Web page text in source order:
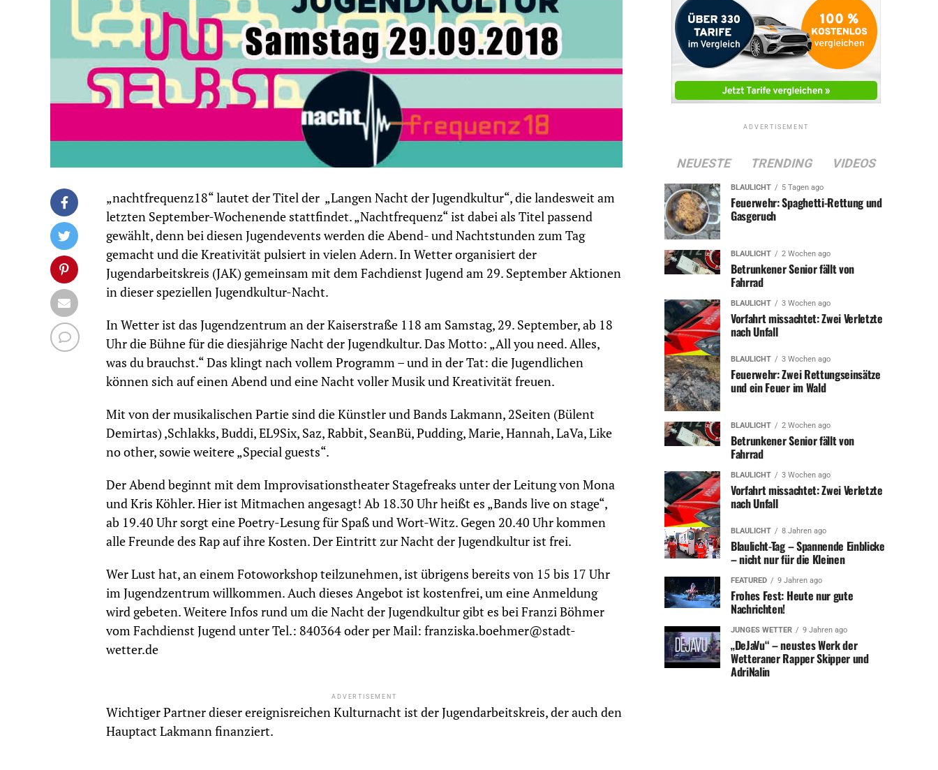
„nachtfrequenz18“ lautet der Titel der „Langen Nacht der Jugendkultur“, die landesweit am
letzten September-Wochenende stattfindet. „Nachtfrequenz“ ist dabei als Titel passend
gewählt, denn bei diesen Jugendevents werden die Abend- und Nachtstunden zum Tag
gemacht und die Kreativität pulsiert in vielen Adern. In Wetter organisiert der
Jugendarbeitskreis (JAK) gemeinsam mit dem Fachdienst Jugend am 29. September Aktionen
in dieser speziellen Jugendkultur-Nacht.
In Wetter ist das Jugendzentrum an der Kaiserstraße 118 am Samstag, 29. September, ab 18
Uhr die Bühne für die diesjährige Nacht der Jugendkultur. Das Motto: „All you need. Alles,
was du brauchst.“ Das klingt nach vollem Programm – und in der Tat: die Jugendlichen
können sich auf einen Abend und eine Nacht voller Musik und Kreativität freuen.
Mit von der musikalischen Partie sind die Künstler und Bands Lakmann, 2Seiten (Bülent
Demirtas) ,Schlakks, Buddi, EL9Six, Saz, Rabbit, SeanBü, Pudding, Marie, Hannah, LaVa, Like
no other, sowie weitere „Special guests“.
Der Abend beginnt mit dem Improvisationstheater Stagefreaks unter der Leitung von Mona
und Kris Köhler. Hier ist Mitmachen angesagt! Ab 18.30 Uhr heißt es „Bands live on stage“,
ab 19.40 Uhr sorgt eine Poetry-Lesung für Spaß und Wort-Witz. Gegen 20.40 Uhr kommen
alle Freunde des Rap auf ihre Kosten. Der Eintritt zur Nacht der Jugendkultur ist frei.
Wer Lust hat, an einem Fotoworkshop teilzunehmen, ist übrigens bereits von 15 bis 17 Uhr
im Jugendzentrum willkommen. Auch dieses Angebot ist kostenfrei, um eine Anmeldung
wird gebeten. Weitere Infos rund um die Nacht der Jugendkultur gibt es bei Franzi Böhmer
vom Fachdienst Jugend unter Tel.: 840364 oder per Mail: franziska.boehmer@stadt-
wetter.de
ADVERTISEMENT
Wichtiger Partner dieser ereignisreichen Kulturnacht ist der Jugendarbeitskreis, der auch den
Hauptact Lakmann finanziert.
ADVERTISEMENT
NEUESTE TRENDING VIDEOS
BLAULICHT 5 Tagen ago
Feuerwehr: Spaghetti-Rettung und
Gasgeruch
BLAULICHT 2 Wochen ago
Betrunkener Senior fällt von
Fahrrad
BLAULICHT 3 Wochen ago
Vorfahrt missachtet: Zwei Verletzte
nach Unfall
BLAULICHT 3 Wochen ago
Feuerwehr: Zwei Rettungseinsätze
und ein Feuer im Wald
BLAULICHT 2 Wochen ago
Betrunkener Senior fällt von
Fahrrad
BLAULICHT 3 Wochen ago
Vorfahrt missachtet: Zwei Verletzte
nach Unfall
BLAULICHT 8 Jahren ago
Blaulicht-Tag – Spannende Einblicke
– nicht nur für die Kleinen
FEATURED 9 Jahren ago
Frohes Fest: Heute nur gute
Nachrichten!
JUNGES WETTER 9 Jahren ago
„DeJaVu“ – neustes Werk der
Wetteraner Rapper Skipper und
AdriNalin